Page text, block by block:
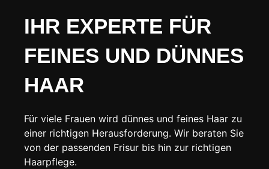
IHR EXPERTE FÜR
FEINES UND DÜNNES
HAAR
Für viele Frauen wird dünnes und feines Haar zu
einer richtigen Herausforderung. Wir beraten Sie
von der passenden Frisur bis hin zur richtigen
Haarpflege.